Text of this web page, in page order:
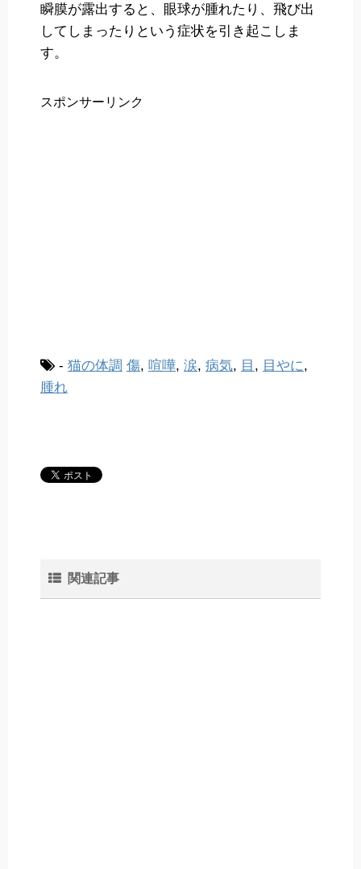
瞬膜が露出すると、眼球が腫れたり、飛び出
してしまったりという症状を引き起こしま
す。
スポンサーリンク
- 猫の体調 傷, 喧嘩, 涙, 病気, 目 , 目やに,
腫れ
関連記事